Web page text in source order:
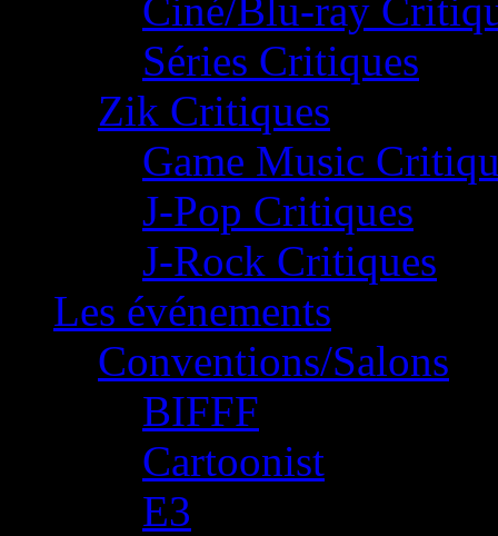
Ciné/Blu-ray
Séries Critiques
Zik Critiques
Game Music
J-Pop Critiques
J-Rock Critiques
Les événements
Conventions/Salons
BIFFF
Cartoonist
E3